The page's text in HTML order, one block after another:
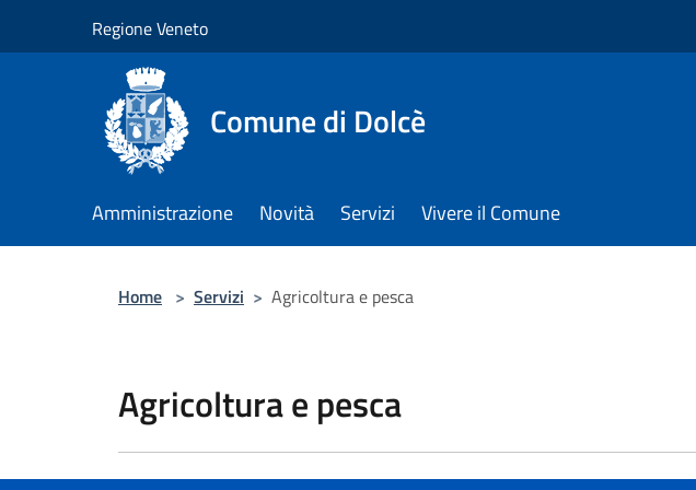
Regione Veneto
Comune di Dolcè
Amministrazione Novità Servizi Vivere il Comune
Home > Servizi > Agricoltura e pesca
Agricoltura e pesca